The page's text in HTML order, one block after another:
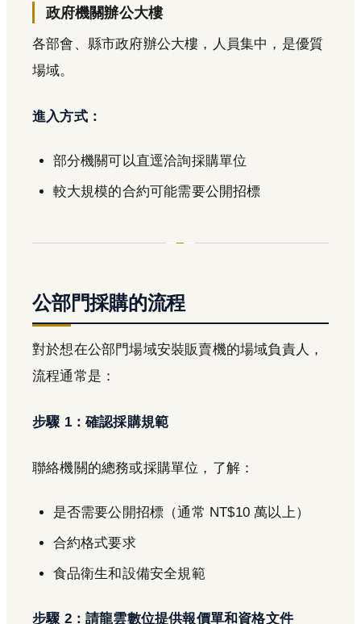
政府機關辦公大樓
各部會、縣市政府辦公大樓，人員集中，是優質
場域。
進入方式：
部分機關可以直逕洽詢採購單位
較大規模的合約可能需要公開招標
公部門採購的流程
對於想在公部門場域安裝販賣機的場域負責人，
流程通常是：
步驟 1：確認採購規範
聯絡機關的總務或採購單位，了解：
是否需要公開招標（通常 NT$10 萬以上）
合約格式要求
食品衛生和設備安全規範
步驟 2：請龍雲數位提供報價單和資格文件